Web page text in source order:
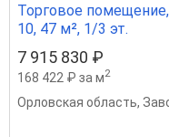
Торговое
10, 47 м², 1/3 эт.
7 915 830 ₽
168 422 ₽ за м2
Орловская область,